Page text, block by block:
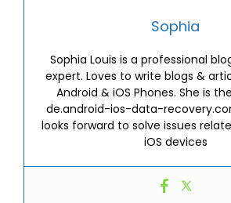
Sophia
Sophia Louis is a professional
expert. Loves to write blogs &
Android & iOS Phones. She is
de.android-ios-data-
looks forward to solve issues
iOS devices